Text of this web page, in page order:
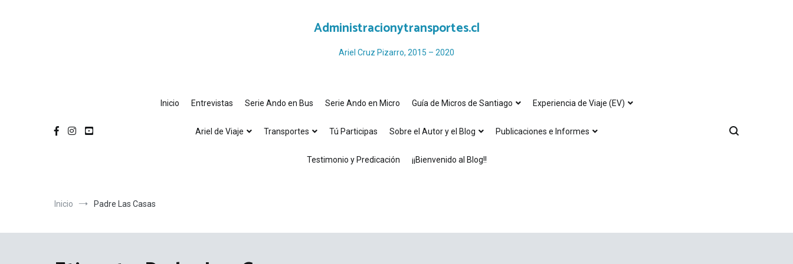
Administracionytransportes.cl
Ariel Cruz Pizarro, 2015 – 2020
Inicio Entrevistas Serie Ando en Bus Serie Ando en Micro Guía de Micros de Santiago Experiencia de Viaje (EV)
Ariel de Viaje Transportes Tú Participas Sobre el Autor y el Blog Publicaciones e Informes
Testimonio y Predicación ¡¡Bienvenido al Blog!!
Inicio Padre Las Casas